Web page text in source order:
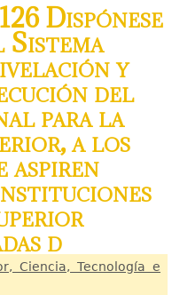
Dispónese
y
del
para la
a los
aspiren
d
Ciencia, Tecnología e